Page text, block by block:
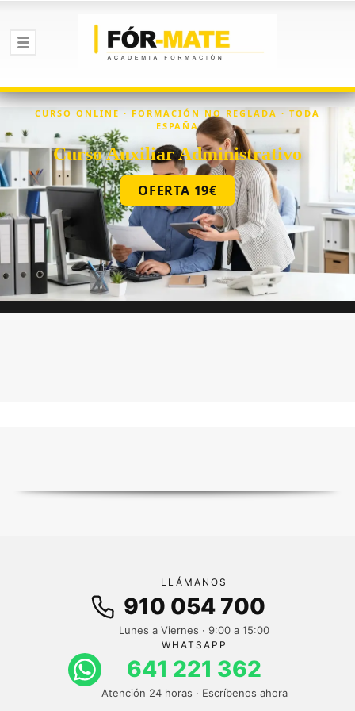
CURSO ONLINE · FORMACIÓN NO REGLADA · TODA
ESPAÑA
Curso Auxiliar Administrativo
OFERTA 19€
LLÁMANOS
910 054 700
Lunes a Viernes · 9:00 a 15:00
WHATSAPP
641 221 362
Atención 24 horas · Escríbenos ahora